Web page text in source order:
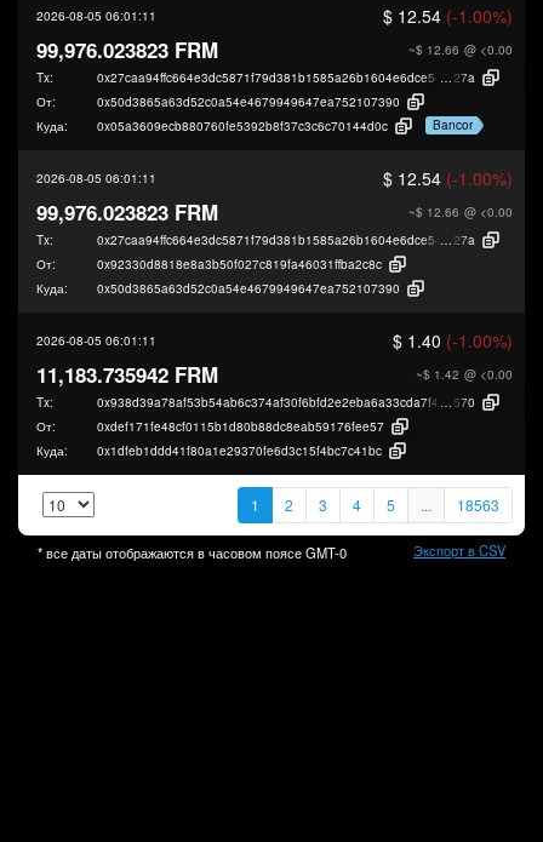
2026-08-05 06:01:11 $ 12.54 (-1.00%)
~$ 12.66 @ <0.00
99,976.023823 FRM
Tx: 0x27caa94ffc664e3dc5871f79d381b1585a26b1604e6dce548eaef8a269a47
27a
От:
0x50d3865a63d52c0a54e4679949647ea752107390
Куда:
0x05a3609ecb880760fe5392b8f37c3c6c70144d0c Bancor
2026-08-05 06:01:11 $ 12.54 (-1.00%)
~$ 12.66 @ <0.00
99,976.023823 FRM
Tx: 0x27caa94ffc664e3dc5871f79d381b1585a26b1604e6dce548eaef8a269a47
27a
От:
0x92330d8818e8a3b50f027c819fa46031ffba2c8c
Куда:
0x50d3865a63d52c0a54e4679949647ea752107390
2026-08-05 06:01:11 $ 1.40 (-1.00%)
~$ 1.42 @ <0.00
11,183.735942 FRM
Tx: 0x938d39a78af53b54ab6c374af30f6bfd2e2eba6a33cda7f48dc0ff7be8854
570
От:
0xdef171fe48cf0115b1d80b88dc8eab59176fee57
Куда:
0x1dfeb1ddd41f80a1e29370fe6d3c15f4bc7c41bc
1 2 3 4 5 ... 18563
* все даты отображаются в часовом поясеGMT-0 Экспорт в CSV